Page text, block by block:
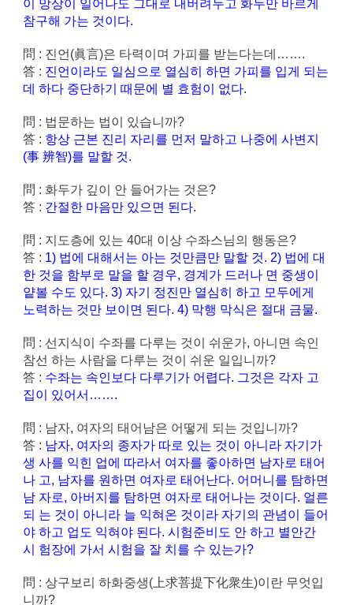
이 망상이 일어나도 그대로 내버려두고 화두만 바르게
참구해 가는 것이다.
問 : 진언(眞言)은 타력이며 가피를 받는다는데…….
答 : 진언이라도 일심으로 열심히 하면 가피를 입게 되는
데 하다 중단하기 때문에 별 효험이 없다.
問 : 법문하는 법이 있습니까?
答 : 항상 근본 진리 자리를 먼저 말하고 나중에 사변지
(事 辨智)를 말할 것.
問 : 화두가 깊이 안 들어가는 것은?
答 : 간절한 마음만 있으면 된다.
問 : 지도층에 있는 40대 이상 수좌스님의 행동은?
答 : 1) 법에 대해서는 아는 것만큼만 말할 것. 2) 법에 대
한 것을 함부로 말을 할 경우, 경계가 드러나 면 중생이
얕볼 수도 있다. 3) 자기 정진만 열심히 하고 모두에게
노력하는 것만 보이면 된다. 4) 막행 막식은 절대 금물.
問 : 선지식이 수좌를 다루는 것이 쉬운가, 아니면 속인
참선 하는 사람을 다루는 것이 쉬운 일입니까?
答 : 수좌는 속인보다 다루기가 어렵다. 그것은 각자 고
집이 있어서…….
問 : 남자, 여자의 태어남은 어떻게 되는 것입니까?
答 : 남자, 여자의 종자가 따로 있는 것이 아니라 자기가
생 사를 익힌 업에 따라서 여자를 좋아하면 남자로 태어
나 고, 남자를 원하면 여자로 태어난다. 어머니를 탐하면
남 자로, 아버지를 탐하면 여자로 태어나는 것이다. 얼른
되 는 것이 아니라 늘 익혀온 것이라 자기의 관념이 들어
야 하고 업도 익혀야 된다. 시험준비도 안 하고 별안간
시 험장에 가서 시험을 잘 치를 수 있는가?
問 : 상구보리 하화중생(上求菩提下化衆生)이란 무엇입
니까?